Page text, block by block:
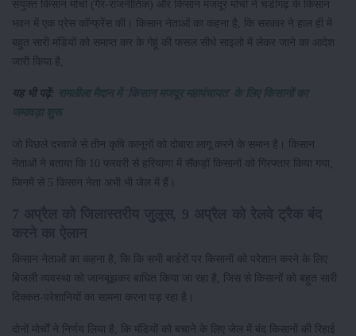
संयुक्त किसान मोर्चा (गैर-राजनीतिक) और किसान मजदूर मोर्चा ने चंडीगढ़ के किसान
भवन में एक प्रेस कॉन्फ्रेंस की। किसान नेताओं का कहना है, कि सरकार ने हाल ही में
बहुत सारी मंडियों को समाप्त कर के गेहूं की फसल सीधे साइलो में लेकर जाने का आदेश
जारी किया है,
यह भी पढ़ें: रामलीला मैदान में 'किसान मजदूर महापंचायत' के लिए किसानों का
जमावड़ा शुरू
जो पिछले दरवाजे से तीन कृषि कानूनों को दोबारा लागू करने के समान है। किसान
नेताओं ने बताया कि 10 फरवरी से हरियाणा में सैंकड़ों किसानों को गिरफ्तार किया गया,
जिनमें से 5 किसान नेता अभी भी जेल में हैं।
किसान नेताओं का कहना है, कि कि सभी बार्डरों पर किसानों को परेशान करने के लिए
बिजली व्यवस्था को जानबूझकर बाधित किया जा रहा है, जिस से किसानों को बहुत सारी
दिक्कत-परेशानियों का सामना करना पड़ रहा है।
दोनों मोर्चों ने निर्णय लिया है, कि मंडियों को बचाने के लिए जेल में बंद किसानों की रिहाई